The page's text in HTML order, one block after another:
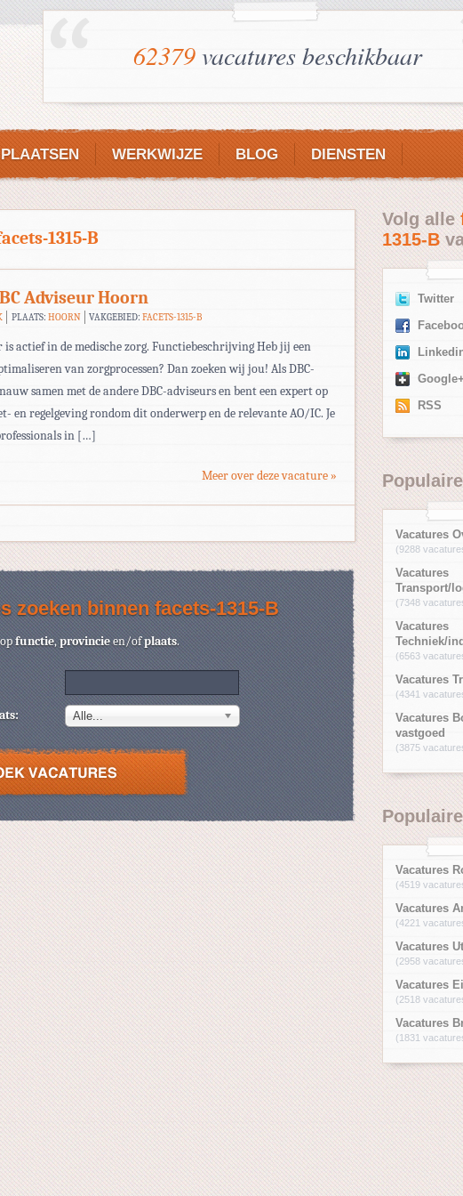
62379vacatures beschikbaar
WERKWIJZE BLOG DIENSTEN
1315-B
Adviseur Hoorn
PLAATS: HOORN VAKGEBIED:FACETS-1315-B
is actief in de medische zorg. Functiebeschrijving Heb jij een
van zorgprocessen? Dan zoeken wij jou! Als DBC-
samen met de andere DBC-adviseurs en bent een expert op
en regelgeving rondom dit onderwerp en de relevante AO/IC. Je
in […]
Meer over deze vacature »
zoeken binnen facets-1315-B
functie,provincieen/ofplaats.
Alle...
Volg alle
1315-B
Twitter
Google+
RSS
Vacatures
(9288
Vacatures
Transport/
(7348
Vacatures
Techniek/
(6563
Vacatures
(4341
Vacatures
vastgoed
(3875
Vacatures
(4519
Vacatures
(4221
Vacatures
(2958
Vacatures
(2518
Vacatures
(1831